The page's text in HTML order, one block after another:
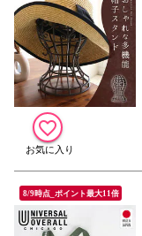
8/9時点_ポイント最大11倍